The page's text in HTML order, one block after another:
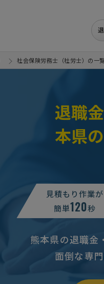
社会保険労務士（社労士）の一
退職
本県
見積もり作業が
簡単120秒
熊本県の退職金
面倒な専